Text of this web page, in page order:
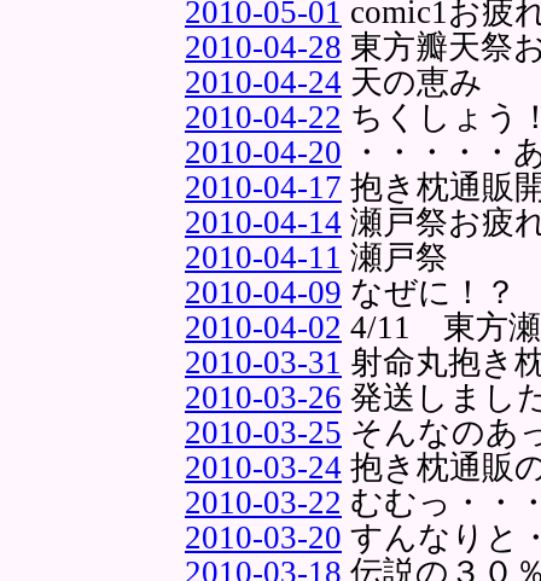
2010-05-01 comic1お疲
2010-04-28 東方瓣天祭
2010-04-24 天の恵み
2010-04-22 ちくしょう
2010-04-20 ・・・・・
2010-04-17 抱き枕通販
2010-04-14 瀬戸祭お疲
2010-04-11 瀬戸祭
2010-04-09 なぜに！？
2010-04-02 4/11 東方
2010-03-31 射命丸抱き
2010-03-26 発送しまし
2010-03-25 そんなのあ
2010-03-24 抱き枕通販
2010-03-22 むむっ・・
2010-03-20 すんなりと
2010-03-18 伝説の３０